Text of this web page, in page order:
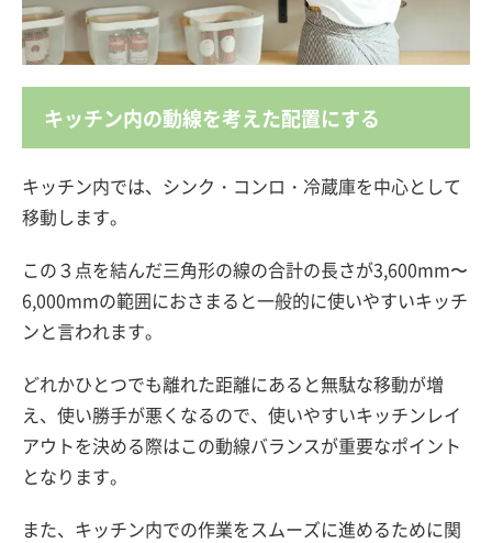
キッチン内の動線を考えた配置にする
キッチン内では、シンク・コンロ・冷蔵庫を中心として
移動します。
この３点を結んだ三角形の線の合計の長さが3,600mm〜
6,000mmの範囲におさまると一般的に使いやすいキッチ
ンと言われます。
どれかひとつでも離れた距離にあると無駄な移動が増
え、使い勝手が悪くなるので、使いやすいキッチンレイ
アウトを決める際はこの動線バランスが重要なポイント
となります。
また、キッチン内での作業をスムーズに進めるために関